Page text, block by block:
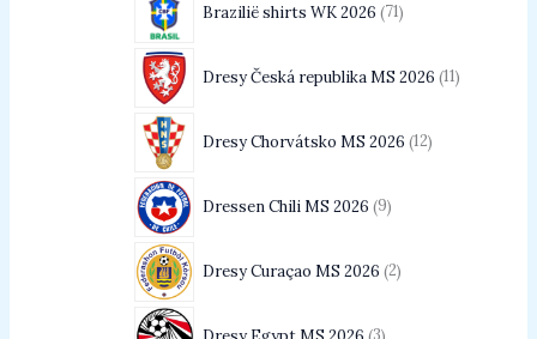
Brazilië shirts WK 2026 71
Dresy Česká republika MS 2026 11
Dresy Chorvátsko MS 2026 12
Dressen Chili MS 2026 9
Dresy Curaçao MS 2026 2